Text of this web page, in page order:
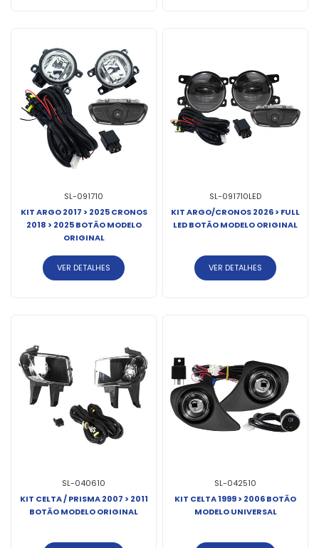
SL-091710
KIT ARGO 2017 > 2025 CRONOS
2018 > 2025 BOTÃO MODELO
ORIGINAL
VER DETALHES
SL-091710LED
KIT ARGO/CRONOS 2026 > FULL
LED BOTÃO MODELO ORIGINAL
VER DETALHES
SL-040610
KIT CELTA / PRISMA 2007 > 2011
BOTÃO MODELO ORIGINAL
SL-042510
KIT CELTA 1999 > 2006 BOTÃO
MODELO UNIVERSAL